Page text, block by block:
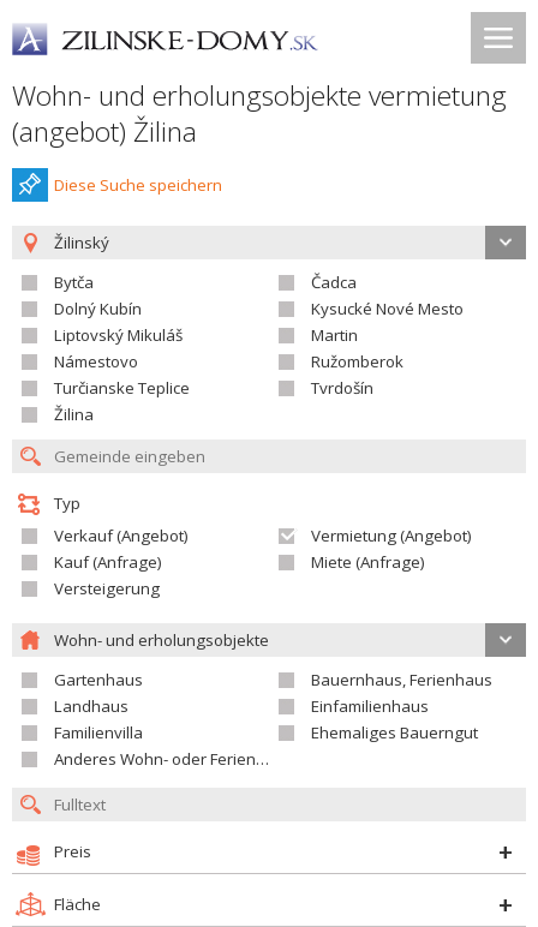
Wohn- und erholungsobjekte vermietung
(angebot) Žilina
Diese Suche speichern
Žilinský
Bytča
Čadca
Dolný Kubín
Kysucké Nové Mesto
Liptovský Mikuláš
Martin
Námestovo
Ružomberok
Turčianske Teplice
Tvrdošín
Žilina
Typ
Verkauf (Angebot)
Vermietung (Angebot)
Kauf (Anfrage)
Miete (Anfrage)
Versteigerung
Wohn- und erholungsobjekte
Gartenhaus
Bauernhaus, Ferienhaus
Landhaus
Einfamilienhaus
Familienvilla
Ehemaliges Bauerngut
Anderes Wohn- oder Ferienobjekt
Preis
Fläche